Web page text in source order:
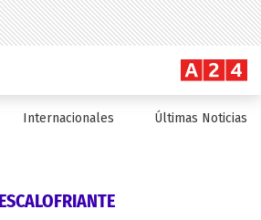
Internacionales Últimas Noticias
ESCALOFRIANTE